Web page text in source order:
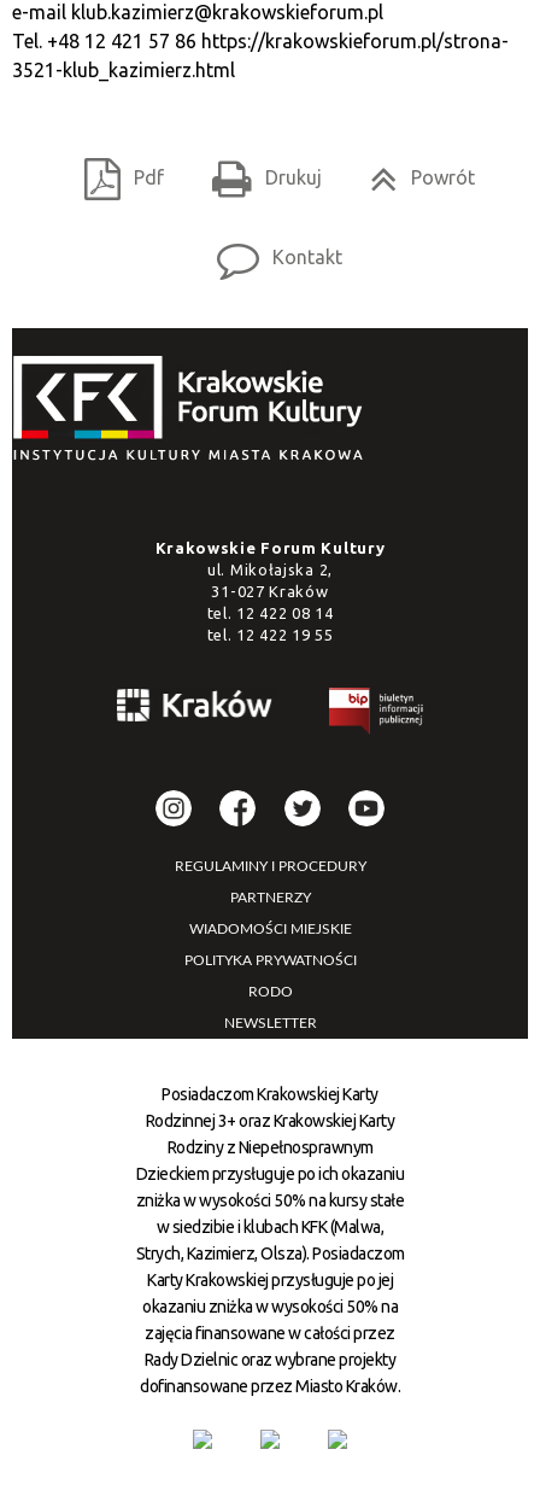
e-mail klub.kazimierz@krakowskieforum.pl
Tel. +48 12 421 57 86 https://krakowskieforum.pl/strona-
3521-klub_kazimierz.html
Pdf Drukuj Powrót
Kontakt
Krakowskie Forum Kultury
ul. Mikołajska 2,
31-027 Kraków
tel. 12 422 08 14
tel. 12 422 19 55
REGULAMINY I PROCEDURY
PARTNERZY
WIADOMOŚCI MIEJSKIE
POLITYKA PRYWATNOŚCI
RODO
NEWSLETTER
Posiadaczom Krakowskiej Karty
Rodzinnej 3+ oraz Krakowskiej Karty
Rodziny z Niepełnosprawnym
Dzieckiem przysługuje po ich okazaniu
zniżka w wysokości 50% na kursy stałe
w siedzibie i klubach KFK (Malwa,
Strych, Kazimierz, Olsza). Posiadaczom
Karty Krakowskiej przysługuje po jej
okazaniu zniżka w wysokości 50% na
zajęcia finansowane w całości przez
Rady Dzielnic oraz wybrane projekty
dofinansowane przez Miasto Kraków.